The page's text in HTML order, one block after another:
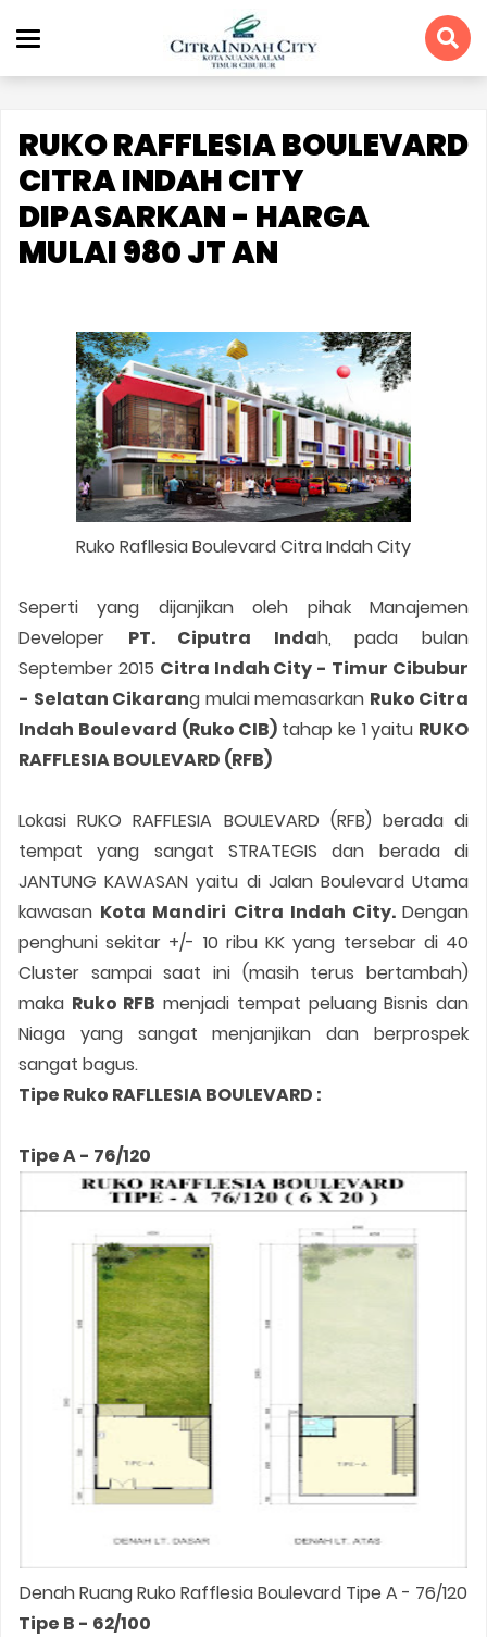
RUKO RAFFLESIA BOULEVARD
CITRA INDAH CITY
DIPASARKAN - HARGA
MULAI 980 JT AN
Ruko Rafllesia Boulevard Citra Indah City
Seperti yang dijanjikan oleh pihak Manajemen
Developer PT. Ciputra Indah, pada bulan
September 2015 Citra Indah City - Timur Cibubur
- Selatan Cikarang mulai memasarkan Ruko Citra
Indah Boulevard (Ruko CIB) tahap ke 1 yaitu RUKO
RAFFLESIA BOULEVARD (RFB)
Lokasi RUKO RAFFLESIA BOULEVARD (RFB) berada di
tempat yang sangat STRATEGIS dan berada di
JANTUNG KAWASAN yaitu di Jalan Boulevard Utama
kawasan Kota Mandiri Citra Indah City.Dengan
penghuni sekitar +/- 10 ribu KK yang tersebar di 40
Cluster sampai saat ini (masih terus bertambah)
maka Ruko RFB menjadi tempat peluang Bisnis dan
Niaga yang sangat menjanjikan dan berprospek
sangat bagus.
Tipe Ruko RAFLLESIA BOULEVARD :
Tipe A - 76/120
Denah Ruang Ruko Rafflesia Boulevard Tipe A - 76/120
Tipe B - 62/100